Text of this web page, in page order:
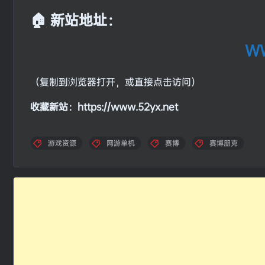
🏠 新站地址：
（复制到浏览器打开，或直接点击访问）
收藏新站：https://www.52yx.net
游戏资源 网游单机 赛博 赛博朋克